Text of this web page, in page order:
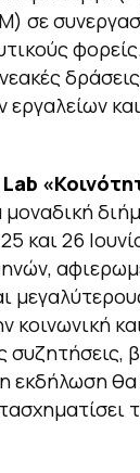
σε
«
και 26
κοινωνική
συζητήσεις,
εκδήλωση